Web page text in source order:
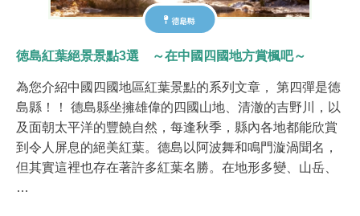
德島縣
徳島紅葉絕景景點3選 ～在中國四國地方賞楓吧～
為您介紹中國四國地區紅葉景點的系列文章， 第四彈是徳
島縣！！ 德島縣坐擁雄偉的四國山地、清澈的吉野川，以
及面朝太平洋的豐饒自然，每逢秋季，縣內各地都能欣賞
到令人屏息的絕美紅葉。德島以阿波舞和鳴門漩渦聞名，
但其實這裡也存在著許多紅葉名勝。在地形多變、山岳、
…